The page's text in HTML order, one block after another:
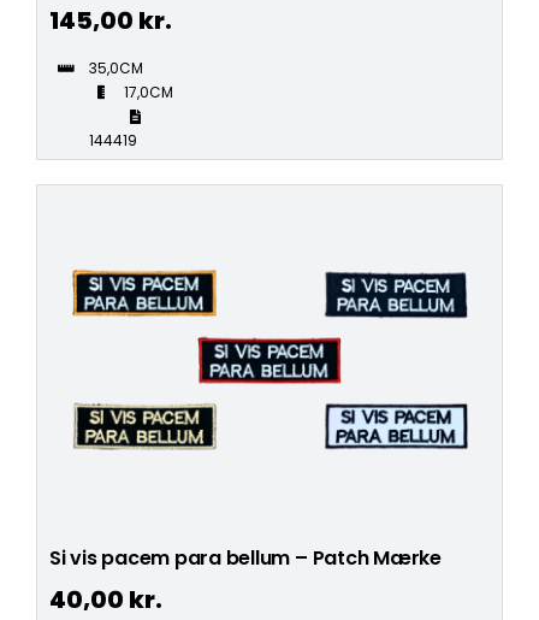
145,00 kr.
35,0CM
17,0CM
144419
Si vis pacem para bellum – Patch Mærke
40,00 kr.